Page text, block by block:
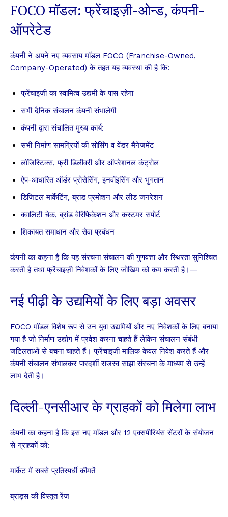
FOCO मॉडल: फ्रेंचाइज़ी-ओन्ड, कंपनी-
ऑपरेटेड
कंपनी ने अपने नए व्यवसाय मॉडल FOCO (Franchise-Owned,
Company-Operated) के तहत यह व्यवस्था की है कि:
फ्रेंचाइज़ी का स्वामित्व उद्यमी के पास रहेगा
सभी दैनिक संचालन कंपनी संभालेगी
कंपनी द्वारा संचालित मुख्य कार्य:
सभी निर्माण सामग्रियों की सोर्सिंग व वेंडर मैनेजमेंट
लॉजिस्टिक्स, फ्री डिलीवरी और ऑपरेशनल कंट्रोल
ऐप-आधारित ऑर्डर प्रोसेसिंग, इनवॉइसिंग और भुगतान
डिजिटल मार्केटिंग, ब्रांड प्रमोशन और लीड जनरेशन
क्वालिटी चेक, ब्रांड वेरिफिकेशन और कस्टमर सपोर्ट
शिकायत समाधान और सेवा प्रबंधन
कंपनी का कहना है कि यह संरचना संचालन की गुणवत्ता और स्थिरता सुनिश्चित
करती है तथा फ्रेंचाइज़ी निवेशकों के लिए जोखिम को कम करती है। —
नई पीढ़ी के उद्यमियों के लिए बड़ा अवसर
FOCO मॉडल विशेष रूप से उन युवा उद्यमियों और नए निवेशकों के लिए बनाया
गया है जो निर्माण उद्योग में प्रवेश करना चाहते हैं लेकिन संचालन संबंधी
जटिलताओं से बचना चाहते हैं। फ्रेंचाइज़ी मालिक केवल निवेश करते हैं और
कंपनी संचालन संभालकर पारदर्शी राजस्व साझा संरचना के माध्यम से उन्हें
लाभ देती है।
दिल्ली-एनसीआर के ग्राहकों को मिलेगा लाभ
कंपनी का कहना है कि इस नए मॉडल और 12 एक्सपीरियंस सेंटरों के संयोजन
से ग्राहकों को:
मार्केट में सबसे प्रतिस्पर्धी कीमतें
ब्रांड्स की विस्तृत रेंज